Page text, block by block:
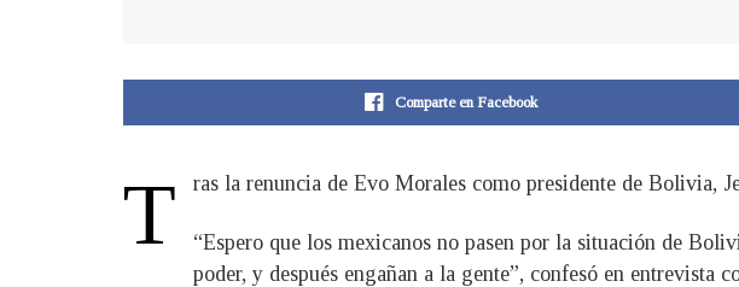
Comparte en Facebook
T ras la renuncia de Evo Morales como presidente de Bolivia,
“Espero que los mexicanos no pasen por la situación de
poder, y después engañan a la gente”, confesó en entrevista